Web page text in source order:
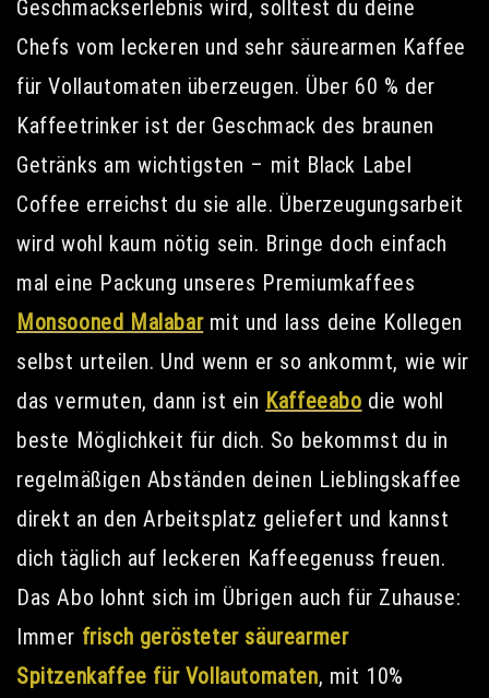
Geschmackserlebnis wird, solltest du deine
Chefs vom leckeren und sehr säurearmen Kaffee
für Vollautomaten überzeugen. Über 60 % der
Kaffeetrinker ist der Geschmack des braunen
Getränks am wichtigsten – mit Black Label
Coffee erreichst du sie alle. Überzeugungsarbeit
wird wohl kaum nötig sein. Bringe doch einfach
mal eine Packung unseres Premiumkaffees
Monsooned Malabarmit und lass deine Kollegen
selbst urteilen. Und wenn er so ankommt, wie wir
das vermuten, dann ist ein Kaffeeabo die wohl
beste Möglichkeit für dich. So bekommst du in
regelmäßigen Abständen deinen Lieblingskaffee
direkt an den Arbeitsplatz geliefert und kannst
dich täglich auf leckeren Kaffeegenuss freuen.
Das Abo lohnt sich im Übrigen auch für Zuhause:
Immer frisch gerösteter säurearmer
Spitzenkaffee für Vollautomaten, mit 10%